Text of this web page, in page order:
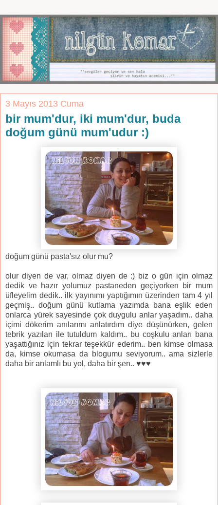
3 Mayıs 2013 Cuma
bir mum'dur, iki mum'dur, buda
doğum günü mum'udur :)
doğum günü pasta'sız olur mu?
olur diyen de var, olmaz diyen de :) biz o gün için olmaz
dedik ve hazır yolumuz pastaneden geçiyorken bir mum
üfleyelim dedik.. ilk yayınımı yaptığımın üzerinden tam 4 yıl
geçmiş.. doğum günü kutlama yazımda bana eşlik eden
onlarca yürek sayesinde çok duygulu anlar yaşadım.. daha
içimi dökerim anılarımı anlatırdım diye düşünürken, gelen
tebrik yazıları ile tutuldum kaldım.. bu coşkulu anları bana
yaşattığınız için tekrar teşekkür ederim.. ben kimse olmasa
da, kimse okumasa da blogumu seviyorum.. ama sizlerle
daha bir anlamlı bu yol, daha bir şen.. ♥♥♥